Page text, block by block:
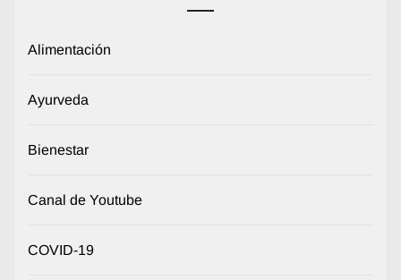
Alimentación
Ayurveda
Bienestar
Canal de Youtube
COVID-19